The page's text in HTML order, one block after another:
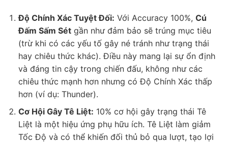
Độ Chính Xác Tuyệt Đối: Với Accuracy 100%, Cú
Đấm Sấm Sétgần như đảm bảo sẽ trúng mục tiêu
(trừ khi có các yếu tố gây né tránh như trạng thái
hay chiêu thức khác). Điều này mang lại sự ổn định
và đáng tin cậy trong chiến đấu, không như các
chiêu thức mạnh hơn nhưng có Độ Chính Xác thấp
hơn (ví dụ: Thunder).
Cơ Hội Gây Tê Liệt: 10% cơ hội gây trạng thái Tê
Liệt là một hiệu ứng phụ hữu ích. Tê Liệt làm giảm
Tốc Độ và có thể khiến đối thủ bỏ qua lượt, tạo lợi